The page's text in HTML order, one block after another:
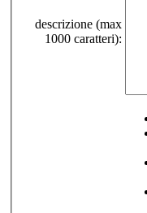
descrizione (max
1000 caratteri):